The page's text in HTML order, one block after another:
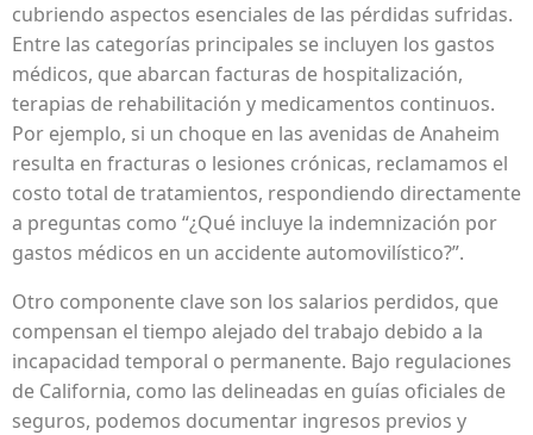
cubriendo aspectos esenciales de las pérdidas sufridas.
Entre las categorías principales se incluyen los gastos
médicos, que abarcan facturas de hospitalización,
terapias de rehabilitación y medicamentos continuos.
Por ejemplo, si un choque en las avenidas de Anaheim
resulta en fracturas o lesiones crónicas, reclamamos el
costo total de tratamientos, respondiendo directamente
a preguntas como “¿Qué incluye la indemnización por
gastos médicos en un accidente automovilístico?”.
Otro componente clave son los salarios perdidos, que
compensan el tiempo alejado del trabajo debido a la
incapacidad temporal o permanente. Bajo regulaciones
de California, como las delineadas en guías oficiales de
seguros, podemos documentar ingresos previos y